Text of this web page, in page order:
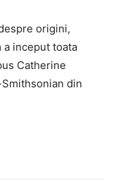
origini,
a inceput toata
Catherine
din